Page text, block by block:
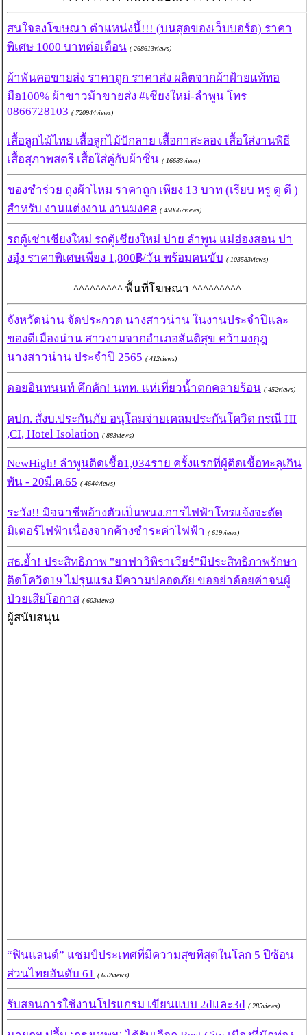
สนใจลงโฆษณา ตำแหน่งนี้!!! (บนสุดของเว็บบอร์ด) ราคา
พิเศษ 1000 บาทต่อเดือน ( 268613views)
ผ้าพันคอขายส่ง ราคาถูก ราคาส่ง ผลิตจากผ้าฝ้ายแท้ทอ
มือ100% ผ้าขาวม้าขายส่ง #เชียงใหม่-ลำพูน โทร
0866728103 ( 720944views)
เสื้อลูกไม้ไทย เสื้อลูกไม้ปักลาย เสื้อกาสะลอง เสื้อใส่งานพิธี
เสื้อสุภาพสตรี เสื้อใส่คู่กับผ้าซิ่น ( 16683views)
ของชำร่วย ถุงผ้าไหม ราคาถูก เพียง 13 บาท (เรียบ หรู ดู ดี )
สำหรับ งานแต่งงาน งานมงคล ( 450667views)
รถตู้เช่าเชียงใหม่ รถตู้เชียงใหม่ ปาย ลำพูน แม่ฮ่องสอน ปา
งอุ๋ง ราคาพิเศษเพียง 1,800฿/วัน พร้อมคนขับ ( 103583views)
^^^^^^^^^ พื้นที่โฆษณา ^^^^^^^^^
จังหวัดน่าน จัดประกวด นางสาวน่าน ในงานประจำปีและ
ของดีเมืองน่าน สาวงามจากอำเภอสันติสุข คว้ามงกุฎ
นางสาวน่าน ประจำปี 2565 ( 412views)
ดอยอินทนนท์ คึกคัก! นทท. แห่เที่ยวน้ำตกคลายร้อน ( 452views)
คปภ. สั่งบ.ประกันภัย อนุโลมจ่ายเคลมประกันโควิด กรณี HI
,CI, Hotel Isolation ( 883views)
NewHigh! ลำพูนติดเชื้อ1,034ราย ครั้งแรกที่ผู้ติดเชื้อทะลุเกิน
พัน - 20มี.ค.65 ( 4644views)
ระวัง!! มิจฉาชีพอ้างตัวเป็นพนง.การไฟฟ้าโทรแจ้งจะตัด
มิเตอร์ไฟฟ้าเนื่องจากค้างชำระค่าไฟฟ้า ( 619views)
สธ.ย้ำ! ประสิทธิภาพ "ยาฟาวิพิราเวียร์"มีประสิทธิภาพรักษา
ติดโควิด19 ไม่รุนแรง มีความปลอดภัย ขออย่าด้อยค่าจนผู้
ป่วยเสียโอกาส ( 603views)
ผู้สนับสนุน
“ฟินแลนด์” แชมป์ประเทศที่มีความสุขทีสุดในโลก 5 ปีซ้อน
ส่วนไทยอันดับ 61 ( 652views)
รับสอนการใช้งานโปรแกรม เขียนแบบ 2dและ3d ( 285views)